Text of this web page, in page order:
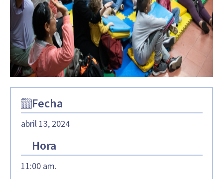
Fecha
abril 13, 2024
Hora
11:00 am.